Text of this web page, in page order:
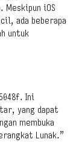
iOS
ada beberapa
untuk
Ini
yang dapat
membuka
Lunak.”